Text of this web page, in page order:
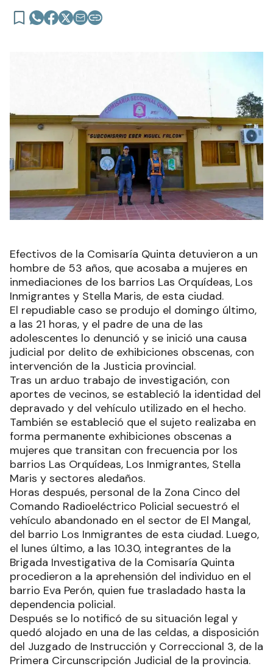
Efectivos de la Comisaría Quinta detuvieron a un
hombre de 53 años, que acosaba a mujeres en
inmediaciones de los barrios Las Orquídeas, Los
Inmigrantes y Stella Maris, de esta ciudad.
El repudiable caso se produjo el domingo último,
a las 21 horas, y el padre de una de las
adolescentes lo denunció y se inició una causa
judicial por delito de exhibiciones obscenas, con
intervención de la Justicia provincial.
Tras un arduo trabajo de investigación, con
aportes de vecinos, se estableció la identidad del
depravado y del vehículo utilizado en el hecho.
También se estableció que el sujeto realizaba en
forma permanente exhibiciones obscenas a
mujeres que transitan con frecuencia por los
barrios Las Orquídeas, Los Inmigrantes, Stella
Maris y sectores aledaños.
Horas después, personal de la Zona Cinco del
Comando Radioeléctrico Policial secuestró el
vehículo abandonado en el sector de El Mangal,
del barrio Los Inmigrantes de esta ciudad. Luego,
el lunes último, a las 10.30, integrantes de la
Brigada Investigativa de la Comisaría Quinta
procedieron a la aprehensión del individuo en el
barrio Eva Perón, quien fue trasladado hasta la
dependencia policial.
Después se lo notificó de su situación legal y
quedó alojado en una de las celdas, a disposición
del Juzgado de Instrucción y Correccional 3, de la
Primera Circunscripción Judicial de la provincia.